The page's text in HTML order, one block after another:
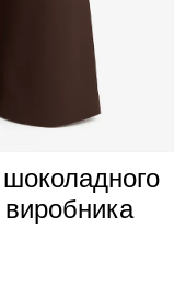
виробника